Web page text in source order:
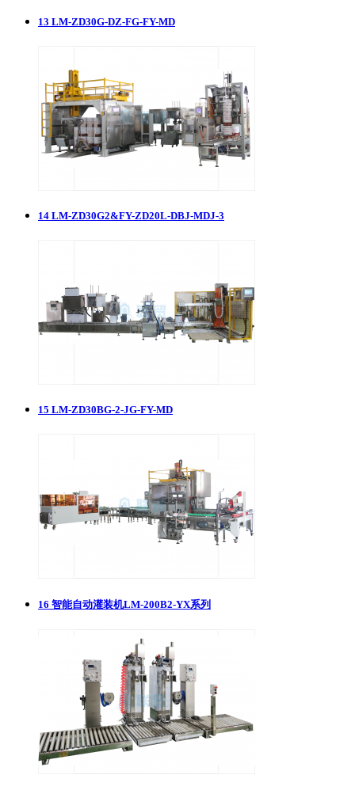
13 LM-ZD30G-DZ-FG-FY-MD
14 LM-ZD30G2&FY-ZD20L-DBJ-MDJ-3
15 ​LM-ZD30BG-2-JG-FY-MD
16 智能自动灌装机LM-200B2-YX系列